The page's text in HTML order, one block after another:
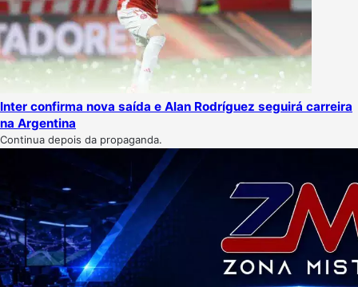
Inter confirma nova saída e Alan Rodríguez seguirá carreira
na Argentina
Continua depois da propaganda.